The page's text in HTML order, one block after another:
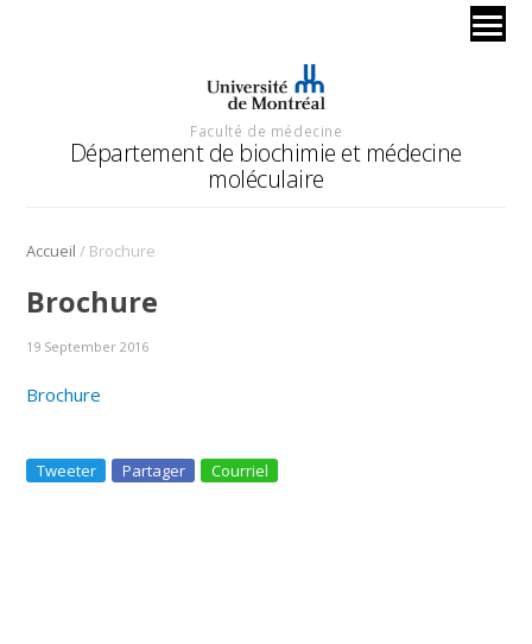
Faculté de médecine
Département de biochimie et médecine
moléculaire
Accueil / Brochure
Brochure
19 September 2016
Brochure
Tweeter Partager Courriel